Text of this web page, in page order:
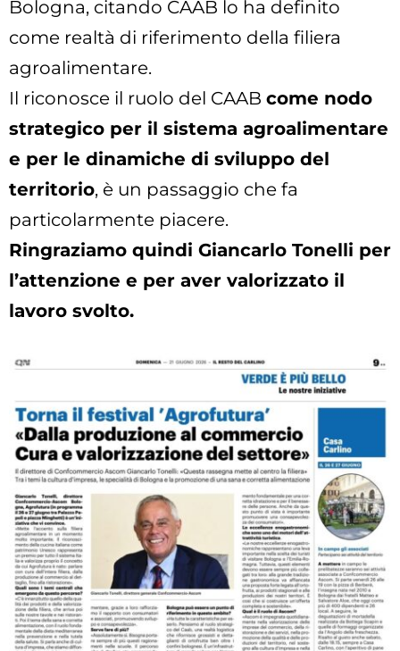
Bologna, citando CAAB lo ha definito
come realtà di riferimento della filiera
agroalimentare.
Il riconosce il ruolo del CAAB come nodo
strategico per il sistema agroalimentare
e per le dinamiche di sviluppo del
territorio, è un passaggio che fa
particolarmente piacere.
Ringraziamo quindi Giancarlo Tonelli per
l’attenzione e per aver valorizzato il
lavoro svolto.